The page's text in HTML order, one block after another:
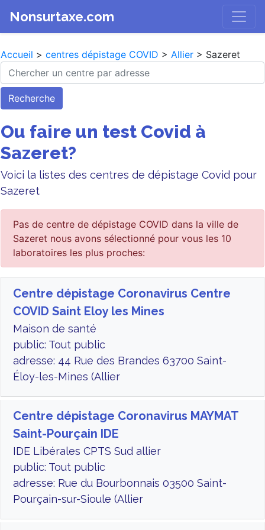
Nonsurtaxe.com
Accueil > centres dépistage COVID > Allier > Sazeret
Recherche
Ou faire un test Covid à
Sazeret?
Voici la listes des centres de dépistage Covid pour
Sazeret
Pas de centre de dépistage COVID dans la ville de
Sazeret nous avons sélectionné pour vous les 10
laboratoires les plus proches:
Centre dépistage Coronavirus Centre
COVID Saint Eloy les Mines
Maison de santé
public: Tout public
adresse: 44 Rue des Brandes 63700 Saint-
Éloy-les-Mines (Allier
Centre dépistage Coronavirus MAYMAT
Saint-Pourçain IDE
IDE Libérales CPTS Sud allier
public: Tout public
adresse: Rue du Bourbonnais 03500 Saint-
Pourçain-sur-Sioule (Allier